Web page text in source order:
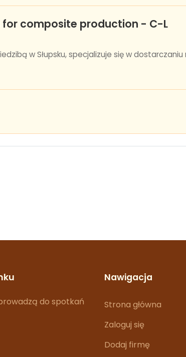
for composite production - C-L
w Słupsku, specjalizuje się w
do spotkań
Nawigacja
Strona główna
Zaloguj się
Dodaj firmę